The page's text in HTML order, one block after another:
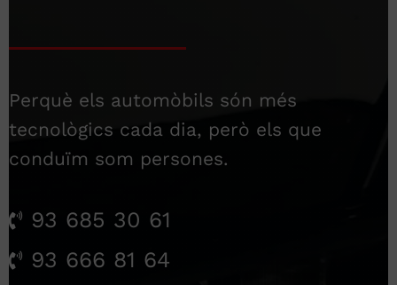
Perquè els automòbils són més
tecnològics cada dia, però els que
conduïm som persones.
93 685 30 61
93 666 81 64